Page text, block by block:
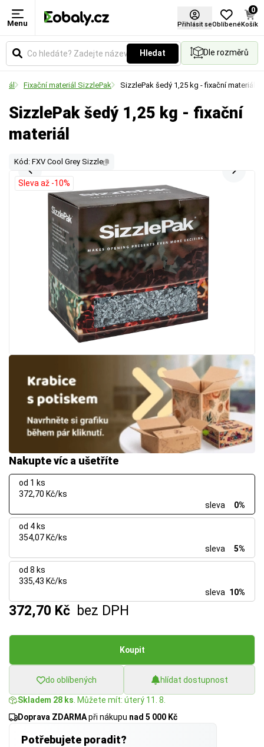
Menu Přihlásit seOblíbené
0
Košík
Hledat Dle rozměrů
Fixační materiál SizzlePak SizzlePak šedý 1,25 kg - fixační materiál
SizzlePak šedý 1,25 kg - fixační
materiál
Kód: FXV Cool Grey Sizzle
Nakupte víc a ušetříte
od 1 ks
372,70 Kč/ks
sleva
0%
od 4 ks
354,07 Kč/ks
sleva
5%
od 8 ks
335,43 Kč/ks
sleva 10%
372,70 Kč bez DPH
Koupit
do oblíbených hlídat dostupnost
Skladem 28 ks . Můžete mít: úterý 11. 8.
Doprava ZDARMApři nákupu nad 5 000 Kč
Potřebujete poradit?
Sleva až -10%